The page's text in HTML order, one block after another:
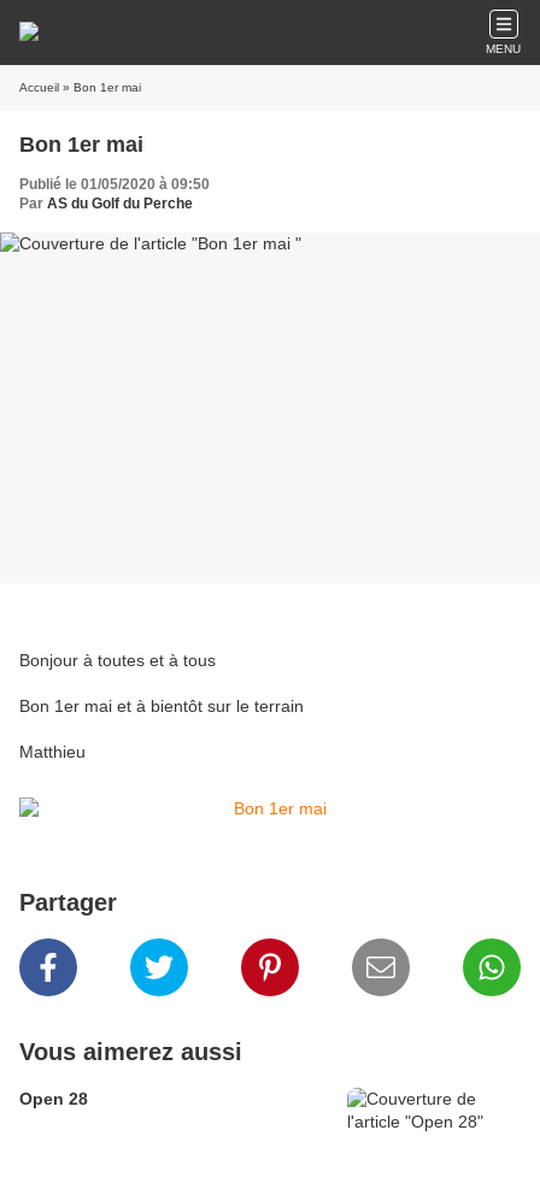
MENU
Accueil » Bon 1er mai
Bon 1er mai
Publié le 01/05/2020 à 09:50
Par AS du Golf du Perche
Bonjour à toutes et à tous
Bon 1er mai et à bientôt sur le terrain
Matthieu
Partager
Vous aimerez aussi
Open 28